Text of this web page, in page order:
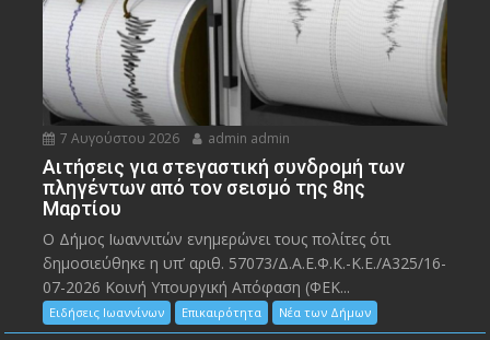
7 Αυγούστου 2026 admin admin
Αιτήσεις για στεγαστική συνδρομή των
πληγέντων από τον σεισμό της 8ης
Μαρτίου
Ο Δήμος Ιωαννιτών ενημερώνει τους πολίτες ότι
δημοσιεύθηκε η υπ’ αριθ. 57073/Δ.Α.Ε.Φ.Κ.-Κ.Ε./Α325/16-
07-2026 Κοινή Υπουργική Απόφαση (ΦΕΚ...
Ειδήσεις Ιωαννίνων Επικαιρότητα Νέα των Δήμων